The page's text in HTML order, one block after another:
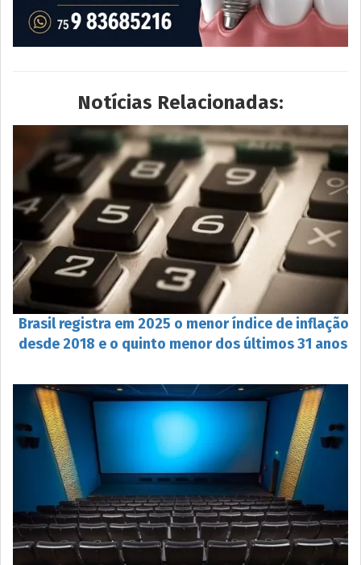
Notícias Relacionadas:
Brasil registra em 2025 o menor índice de inflação
desde 2018 e o quinto menor dos últimos 31 anos